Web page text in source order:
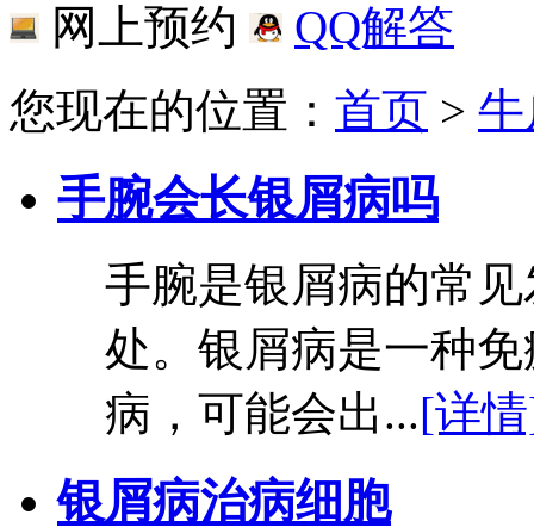
网上预约
QQ解答
您现在的位置： 首页 >
手腕会长银屑病吗
手腕是银屑病的常
处。银屑病是一种
病，可能会出...[详
银屑病治病细胞